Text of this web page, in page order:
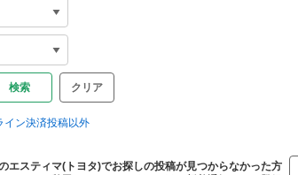
クリア
イン決済投稿以外
エスティマ(トヨタ)でお探しの投稿が見つからなかった方